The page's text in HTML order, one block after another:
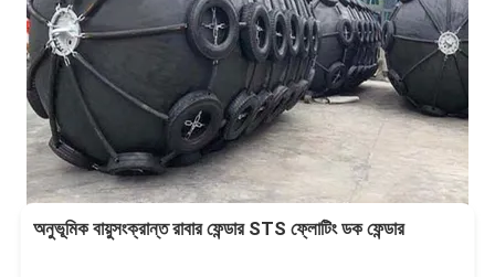
অনুভূমিক বায়ুসংক্রান্ত রাবার ফেন্ডার STS ফ্লোটিং ডক ফেন্ডার